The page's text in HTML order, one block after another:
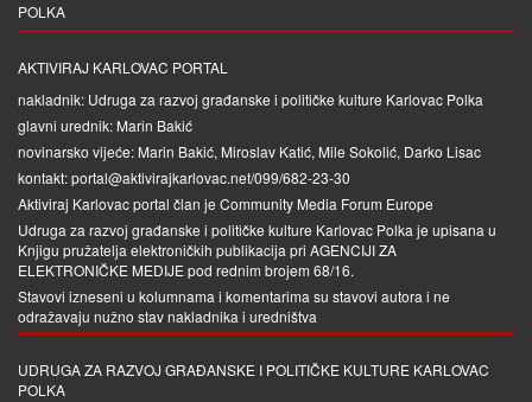
POLKA
AKTIVIRAJ KARLOVAC PORTAL
nakladnik: Udruga za razvoj građanske i političke kulture Karlovac Polka
glavni urednik: Marin Bakić
novinarsko vijeće: Marin Bakić, Miroslav Katić, Mile Sokolić, Darko Lisac
kontakt: portal@aktivirajkarlovac.net/099/682-23-30
Aktiviraj Karlovac portal član je Community Media Forum Europe
Udruga za razvoj građanske i političke kulture Karlovac Polka je upisana u
Knjigu pružatelja elektroničkih publikacija pri AGENCIJI ZA
ELEKTRONIČKE MEDIJEpod rednim brojem 68/16.
Stavovi izneseni u kolumnama i komentarima su stavovi autora i ne
odražavaju nužno stav nakladnika i uredništva
UDRUGA ZA RAZVOJ GRAĐANSKE I POLITIČKE KULTURE KARLOVAC
POLKA